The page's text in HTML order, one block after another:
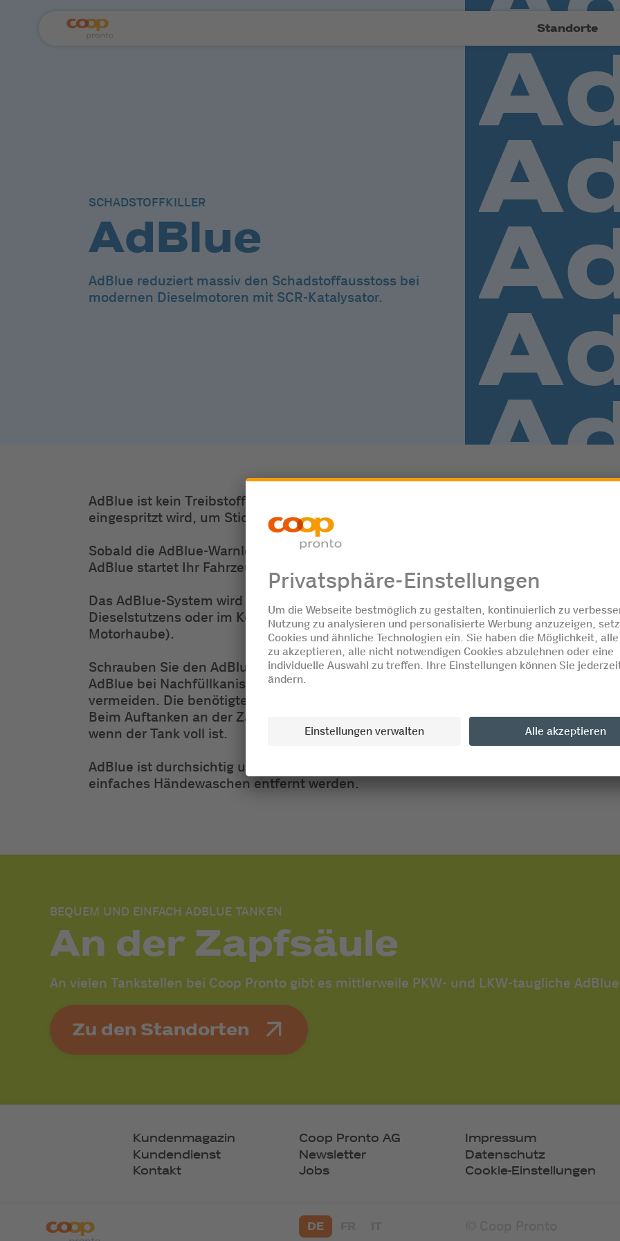
Standorte
SCHADSTOFFKILLER
AdBlue
AdBlue reduziert massiv den Schadstoffausstoss bei
modernen Dieselmotoren mit SCR-Katalysator.
AdBlue ist kein Treibstoff, sondern eine Harnstofflösung, die in den Abgasstrang
eingespritzt wird, um Stickoxide (NOx) zu reduzieren.
Sobald die AdBlue-Warnleuchte erscheint, sollten Sie nicht zu lange warten. Ohne
AdBlue startet Ihr Fahrzeug möglicherweise nicht mehr.
Das AdBlue-System wird durch eine separate Tanköffnung befüllt, oft in der Nähe
Dieselstutzens oder im Kofferraum (bei einigen Fahrzeugen auch unter der
Motorhaube).
Schrauben Sie den AdBlue-Tankdeckel (sehr oft blau) vorsichtig ab. Füllen Sie das
AdBlue bei Nachfüllkanistern oder -beuteln langsam ein, um ein Überlaufen zu
vermeiden. Die benötigte Menge finden Sie im Fahrzeughandbuch.
Beim Auftanken an der Zapfsäule stoppt die eingesteckte Zapfpistole automatisch
wenn der Tank voll ist.
AdBlue ist durchsichtig und geruchsneutral, bei Hautkontakt kann das AdBlue durch
einfaches Händewaschen entfernt werden.
BEQUEM UND EINFACH ADBLUE TANKEN
An der Zapfsäule
An vielen Tankstellen bei Coop Pronto gibt es mittlerweile PKW- und LKW-taugliche
Zu den Standorten
Kundenmagazin
Kundendienst
Kontakt
Coop Pronto AG
Newsletter
Jobs
Impressum
Datenschutz
Cookie-Einstellungen
DE